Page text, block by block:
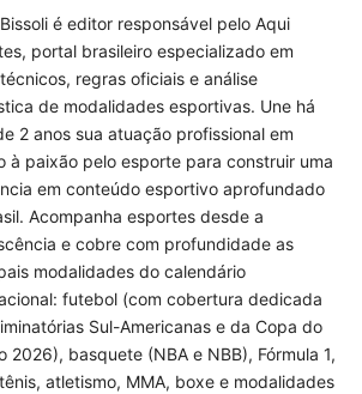
é editor responsável pelo Aqui
portal brasileiro especializado em
regras oficiais e análise
de modalidades esportivas. Une há
2 anos sua atuação profissional em
à paixão pelo esporte para construir uma
em conteúdo esportivo aprofundado
Acompanha esportes desde a
e cobre com profundidade as
modalidades do calendário
futebol (com cobertura dedicada
Sul-Americanas e da Copa do
2026), basquete (NBA e NBB), Fórmula 1,
atletismo, MMA, boxe e modalidades